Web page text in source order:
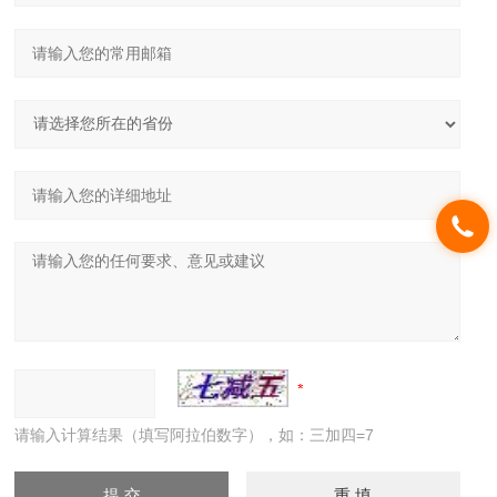
请输入计算结果（填写阿拉伯数字），如：三加四=7